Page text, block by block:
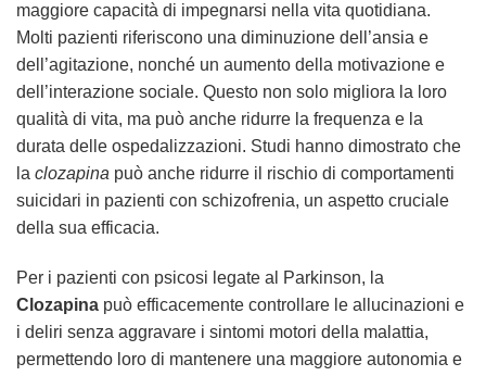
maggiore capacità di impegnarsi nella vita quotidiana.
Molti pazienti riferiscono una diminuzione dell’ansia e
dell’agitazione, nonché un aumento della motivazione e
dell’interazione sociale. Questo non solo migliora la loro
qualità di vita, ma può anche ridurre la frequenza e la
durata delle ospedalizzazioni. Studi hanno dimostrato che
la clozapina può anche ridurre il rischio di comportamenti
suicidari in pazienti con schizofrenia, un aspetto cruciale
della sua efficacia.
Per i pazienti con psicosi legate al Parkinson, la
Clozapina può efficacemente controllare le allucinazioni e
i deliri senza aggravare i sintomi motori della malattia,
permettendo loro di mantenere una maggiore autonomia e